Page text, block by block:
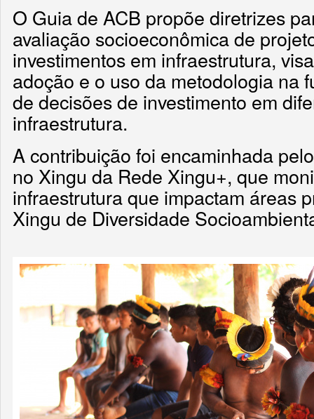
O Guia de ACB propõe diretrizes
avaliação socioeconômica de
investimentos em infraestrutura,
adoção e o uso da metodologia na
de decisões de investimento em
infraestrutura.
A contribuição foi encaminhada
no Xingu da Rede Xingu+, que
infraestrutura que impactam áreas
Xingu de Diversidade